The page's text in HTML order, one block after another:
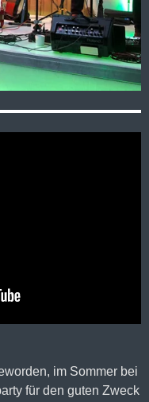
im Sommer bei
für den guten Zweck